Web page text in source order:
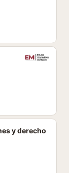
y derecho